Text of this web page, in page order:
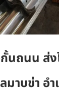
กั้นถนน ส่ง
มาบข่า อำ